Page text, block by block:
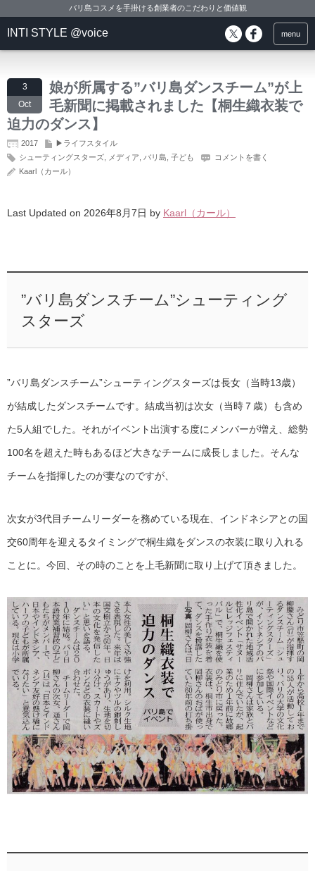
バリ島コスメを手掛ける創業者のこだわりと価値観
INTI STYLE @voice menu
3
Oct
娘が所属する”バリ島ダンスチーム”が上
毛新聞に掲載されました【桐生織衣装で
迫力のダンス】
2017
▶ライフスタイル
シューティングスターズ
メディア バリ島 子ども
コメントを書く
Kaarl（カール）
Last Updated on 2026年8月7日 by Kaarl（カール）
”バリ島ダンスチーム”シューティング
スターズ
”バリ島ダンスチーム”シューティングスターズは長女（当時13歳）
が結成したダンスチームです。結成当初は次女（当時７歳）も含め
た5人組でした。それがイベント出演する度にメンバーが増え、総勢
100名を超えた時もあるほど大きなチームに成長しました。そんな
チームを指揮したのが妻なのですが、
次女が3代目チームリーダーを務めている現在、インドネシアとの国
交60周年を迎えるタイミングで桐生織をダンスの衣装に取り入れる
ことに。今回、その時のことを上毛新聞に取り上げて頂きました。